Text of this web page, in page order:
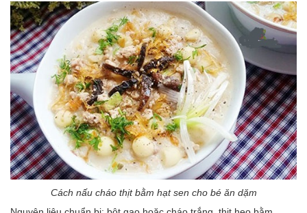
Cách nấu cháo thịt bằm hạt sen cho bé ăn dặm